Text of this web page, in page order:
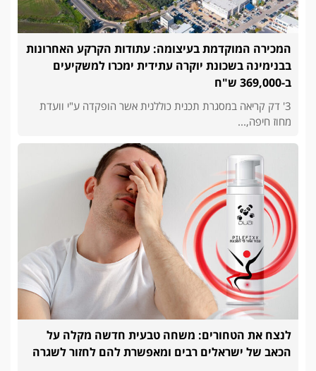
המכירה המוקדמת בעיצומה: עתודות הקרקע האחרונות
בבנימינה בשכונת יוקרה עתידית ימכרו למשקיעים
ב-369,000 ש"ח
3' דק קריאה במסגרת תכנית כוללנית אשר הופקדה ע"י וועדת
מחוז חיפה,...
לנצח את הטחורים: משחה טבעית חדשה מקלה על
הכאב של ישראלים רבים ומאפשרת להם לחזור לשגרה